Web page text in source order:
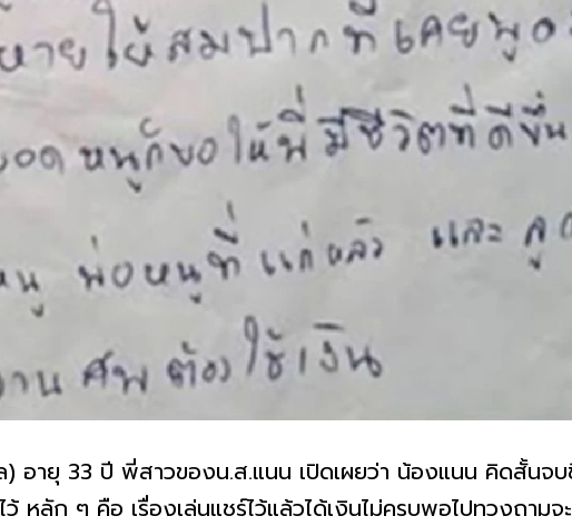
อายุ 33 ปี พี่สาวของน.ส.แนน เปิดเผยว่า น้องแนน คิดสั้นจบ
หลัก ๆ คือ เรื่องเล่นแชร์ไว้แล้วได้เงินไม่ครบพอไปทวงถาม